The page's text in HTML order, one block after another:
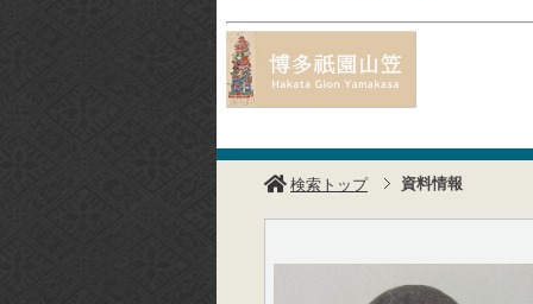
検索トップ 資料情報